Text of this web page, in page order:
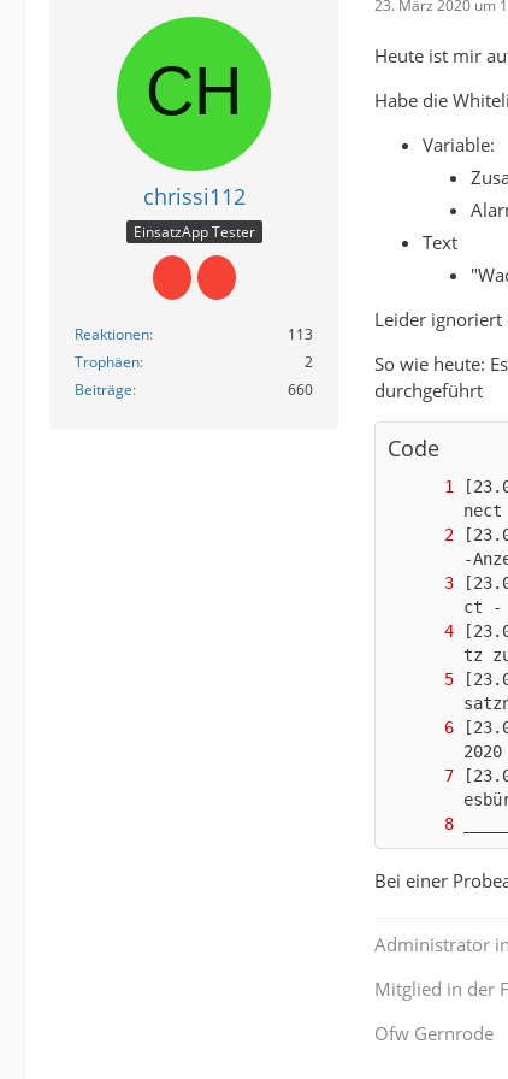
chrissi112
EinsatzApp Tester
Reaktionen
113
Trophäen
2
Beiträge
660
23. März 2020 um
Heute ist mir
Habe die
Variable:
Text
Leider
So wie heute:
durchgeführt
Code
Bei einer
Administrator
Mitglied in der
Ofw Gernrode